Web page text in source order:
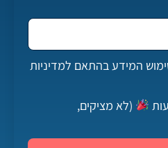
המידע בהתאם למדיניות
(לא מציקים,